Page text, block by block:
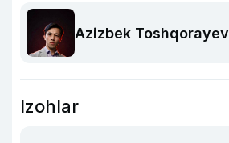
Azizbek Toshqorayev
Izohlar